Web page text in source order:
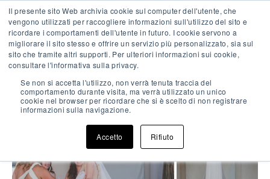
Il presente sito Web archivia cookie sul computer dell'utente, che
vengono utilizzati per raccogliere informazioni sull'utilizzo del sito e
ricordare i comportamenti dell'utente in futuro. I cookie servono a
migliorare il sito stesso e offrire un servizio più personalizzato, sia sul
sito che tramite altri supporti. Per ulteriori informazioni sui cookie,
consultare l'informativa sulla privacy.
Se non si accetta l'utilizzo, non verrà tenuta traccia del
comportamento durante visita, ma verrà utilizzato un unico
cookie nel browser per ricordare che si è scelto di non registrare
informazioni sulla navigazione.
Accetto Rifiuto
content
IT EN
Riva Loft (FR)
Enjoy a romantic getaway
Sally & Neil